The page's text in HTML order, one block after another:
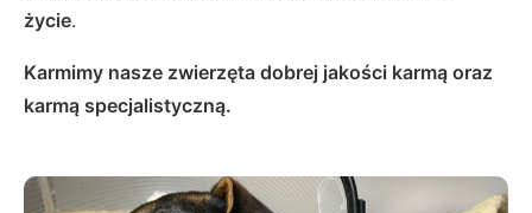
życie.
Karmimy nasze zwierzęta dobrej jakości karmą oraz
karmą specjalistyczną.